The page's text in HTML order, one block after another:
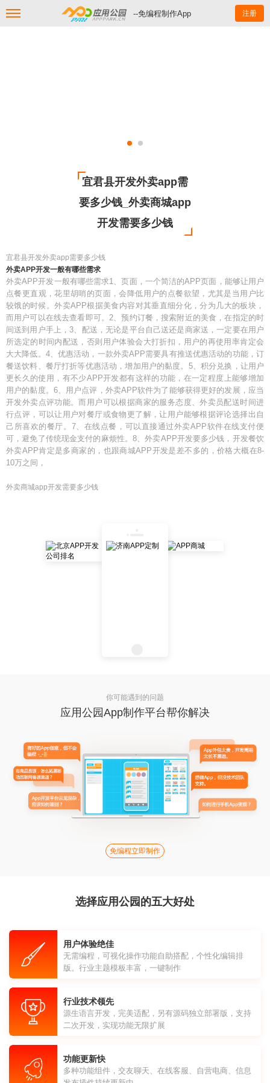
--免编程制作App 注册
宜君县开发外卖app需
要多少钱_外卖商城app
开发需要多少钱
宜君县开发外卖app需要多少钱
外卖APP开发一般有哪些需求
外卖APP开发一般有哪些需求1、页面，一个简洁的APP页面，能够让用户
点餐更直观，花里胡哨的页面，会降低用户的点餐欲望，尤其是当用户比
较饿的时候。外卖APP根据美食内容对其垂直细分化，分为几大的板块，
而用户可以在线去查看即可。2、预约订餐，搜索附近的美食，在指定的时
间送到用户手上，3、配送，无论是平台自己送还是商家送，一定要在用户
所选定的时间内配送，否则用户体验会大打折扣，用户的再使用率肯定会
大大降低。4、优惠活动，一款外卖APP需要具有推送优惠活动的功能，订
餐送饮料、餐厅打折等优惠活动，增加用户的黏度。5、积分兑换，让用户
更长久的使用，有不少APP开发都有这样的功能，在一定程度上能够增加
用户的黏度。6、用户点评，外卖APP软件为了能够获得更好的发展，应当
开发外卖点评功能。而用户可以根据商家的服务态度、外卖员配送时间进
行点评，可以让用户对餐厅或食物更了解，让用户能够根据评论选择出自
己所喜欢的餐厅。7、在线点餐，可以直接通过外卖APP软件在线支付便
可，避免了传统现金支付的麻烦性。8、外卖APP开发要多少钱，开发餐饮
外卖APP肯定是多商家的，也跟商城APP开发是差不多的，价格大概在8-
10万之间，
外卖商城app开发需要多少钱
你可能遇到的问题
应用公园App制作平台帮你解决
免编程立即制作
选择应用公园的五大好处
用户体验绝佳
无需编程，可视化操作功能自助搭配，个性化编辑排
版。行业主题模板丰富，一键制作
行业技术领先
源生语言开发，完美适配，另有源码独立部署版，支持
二次开发，实现功能无限扩展
功能更新快
多种功能组件，交友聊天、在线客服、自营电商、信息